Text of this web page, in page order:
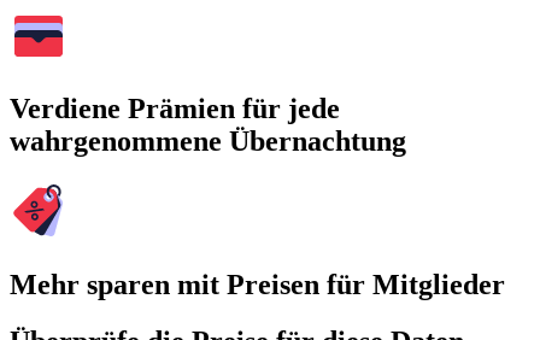
Verdiene Prämien für jede
wahrgenommene Übernachtung
Mehr sparen mit Preisen für Mitglieder